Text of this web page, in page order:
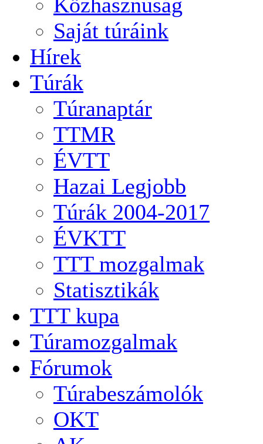
Saját túráink
Hírek
Túrák
Túranaptár
TTMR
ÉVTT
Hazai Legjobb
Túrák 2004-2017
ÉVKTT
TTT mozgalmak
Statisztikák
TTT kupa
Túramozgalmak
Fórumok
Túrabeszámolók
OKT